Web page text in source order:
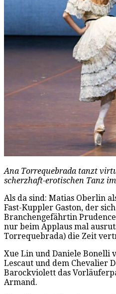
Ana Torrequebrada tanzt
scherzhaft-erotischen Tanz
Als da sind: Matias Oberlin
Fast-Kuppler Gaston, der
Branchengefährtin
nur beim Applaus mal
Torrequebrada) die Zeit
Xue Lin und Daniele Bonelli
Lescaut und dem Chevalier
Barockviolett das
Armand.